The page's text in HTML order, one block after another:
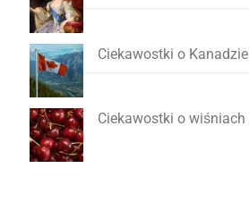
Ciekawostki o Kanadzie
Ciekawostki o wiśniach